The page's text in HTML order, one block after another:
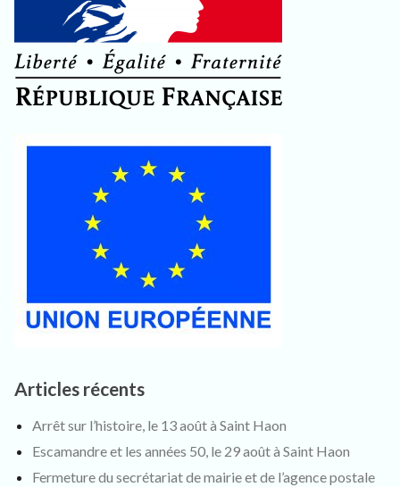
Articles récents
Arrêt sur l’histoire, le 13 août à Saint Haon
Escamandre et les années 50, le 29 août à Saint Haon
Fermeture du secrétariat de mairie et de l’agence postale